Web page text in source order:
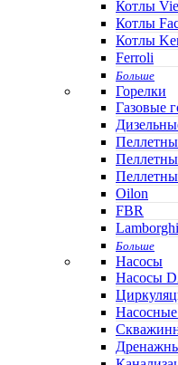
Котлы
Котлы
Котлы
Ferroli
Больше
Горелки
Газовые
Oilon
FBR
Больше
Насосы
Насосы